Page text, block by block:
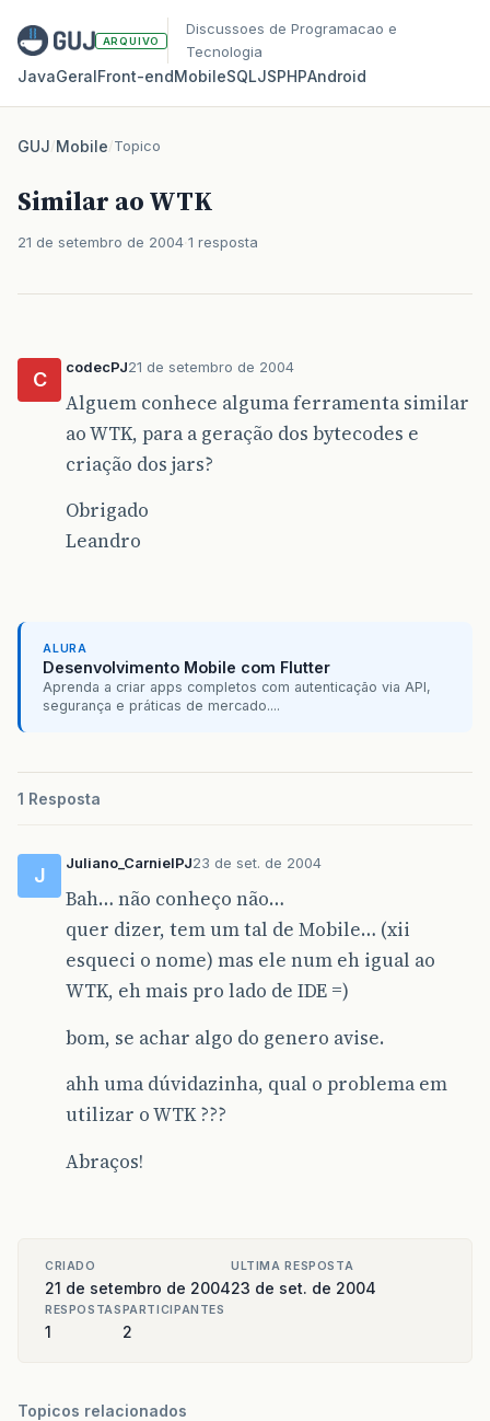
ARQUIVO
Discussoes de Programacao e
Tecnologia
JavaGeralFront‑endMobileSQLJSPHPAndroid
GUJ/Mobile/Topico
Similar ao WTK
21 de setembro de 2004 1 resposta
C
codecPJ21 de setembro de 2004
Alguem conhece alguma ferramenta similar
ao WTK, para a geração dos bytecodes e
criação dos jars?
Obrigado
Leandro
ALURA
Desenvolvimento Mobile com Flutter
Aprenda a criar apps completos com autenticação via API,
segurança e práticas de mercado....
1 Resposta
J
Juliano_CarnielPJ23 de set. de 2004
Bah… não conheço não…
quer dizer, tem um tal de Mobile… (xii
esqueci o nome) mas ele num eh igual ao
WTK, eh mais pro lado de IDE =)
bom, se achar algo do genero avise.
ahh uma dúvidazinha, qual o problema em
utilizar o WTK ???
Abraços!
CRIADO
21 de setembro de 2004
ULTIMA RESPOSTA
23 de set. de 2004
RESPOSTAS
1
PARTICIPANTES
2
Topicos relacionados